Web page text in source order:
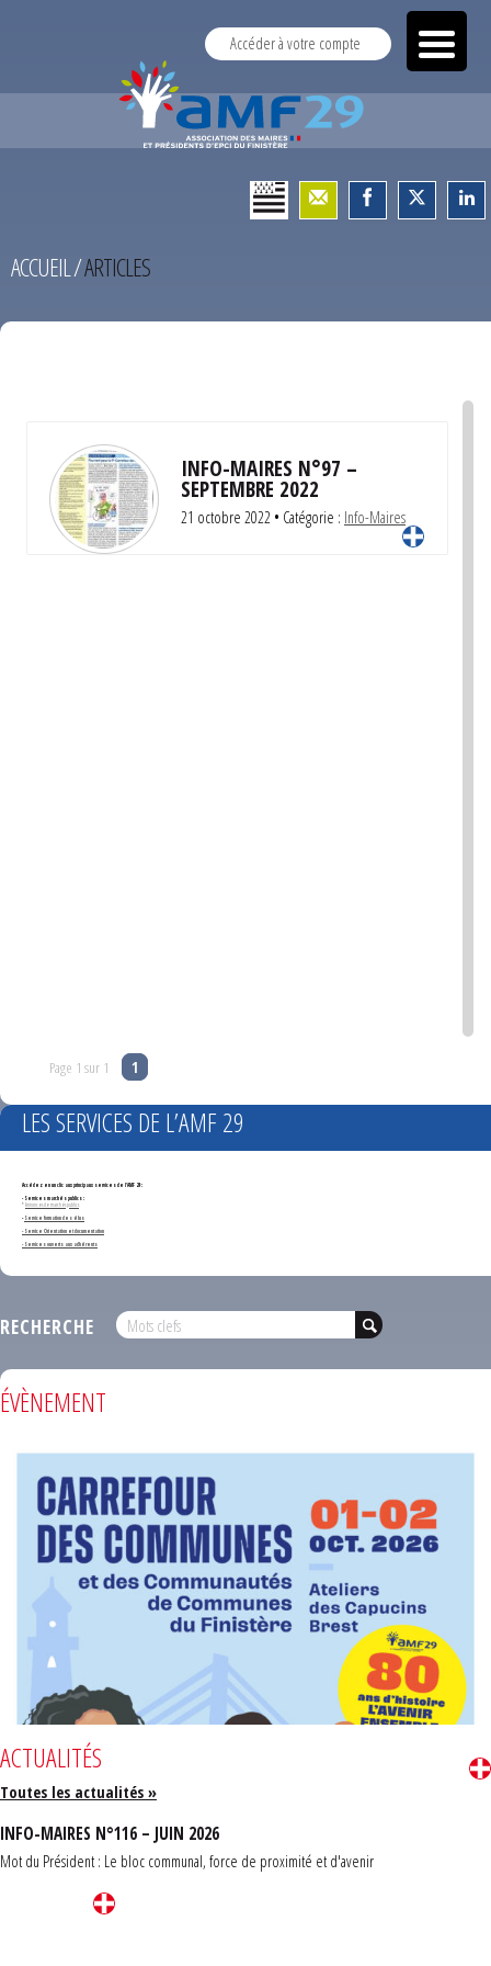
Accéder à votre compte
ACCUEIL/ARTICLES
INFO-MAIRES N°97 –
SEPTEMBRE 2022
21 octobre 2022 • Catégorie : Info-Maires
Page 1 sur 1 1
LES SERVICES DE L’AMF 29
Accédez en un clic aux principaux services de l'AMF 29 :
- Services marchés publics :
*Annonces de marchés publics
-Service formation des élus
- Service Orientation et documentation
- Services ouverts aux adhérents
RECHERCHE
ÉVÈNEMENT
ACTUALITÉS
Toutes les actualités »
INFO-MAIRES N°116 – JUIN 2026
Mot du Président : Le bloc communal, force de proximité et d'avenir